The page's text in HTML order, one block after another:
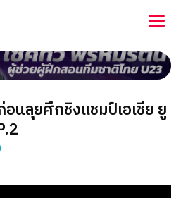
อนลุยศึกชิงแชมป์เอเชีย ยู